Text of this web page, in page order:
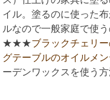
イル。塗るのに使った
ルなので一般家庭で使う
★★★ブラックチェリ
グテーブルのオイルメ
ーデンワックスを使う